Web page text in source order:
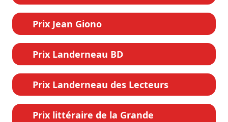
Prix Jean Giono
Prix Landerneau BD
Prix Landerneau des Lecteurs
Prix littéraire de la Grande